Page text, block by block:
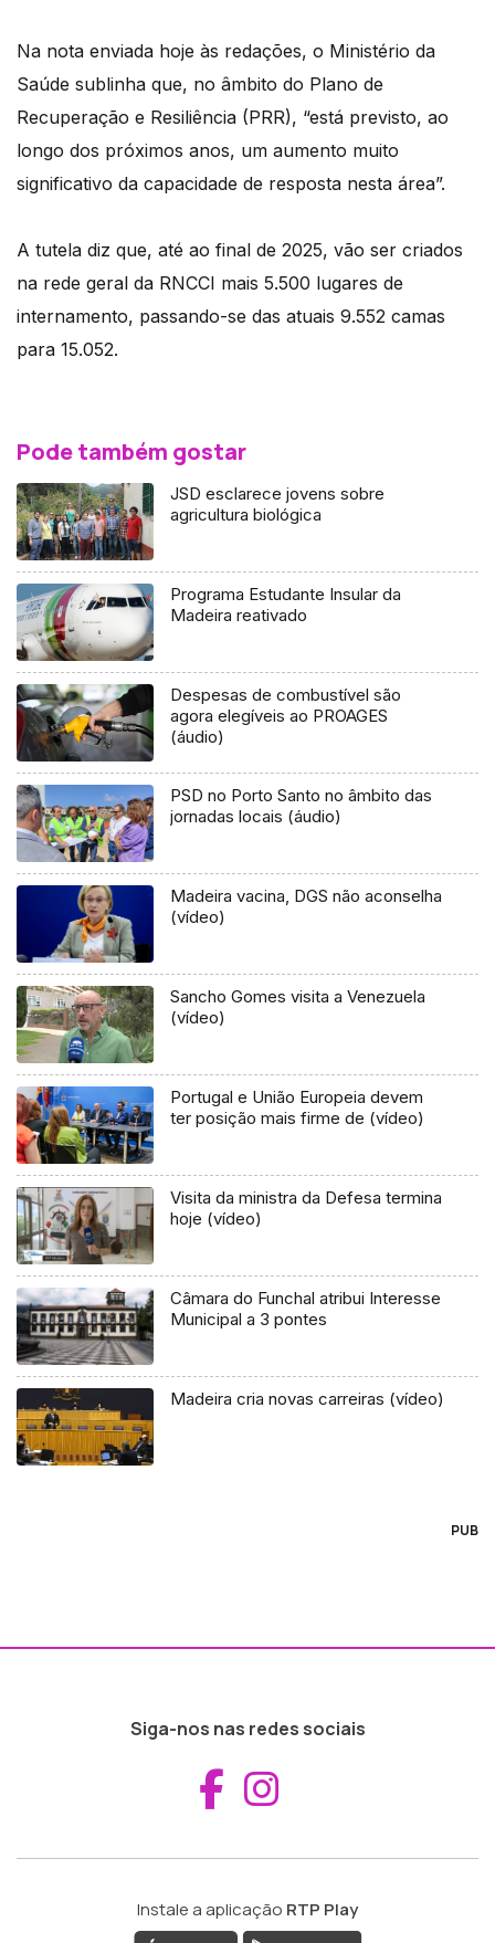
Na nota enviada hoje às redações, o Ministério da
Saúde sublinha que, no âmbito do Plano de
Recuperação e Resiliência (PRR), “está previsto, ao
longo dos próximos anos, um aumento muito
significativo da capacidade de resposta nesta área”.
A tutela diz que, até ao final de 2025, vão ser criados
na rede geral da RNCCI mais 5.500 lugares de
internamento, passando-se das atuais 9.552 camas
para 15.052.
Pode também gostar
JSD esclarece jovens sobre
agricultura biológica
Programa Estudante Insular da
Madeira reativado
Despesas de combustível são
agora elegíveis ao PROAGES
(áudio)
PSD no Porto Santo no âmbito das
jornadas locais (áudio)
Madeira vacina, DGS não aconselha
(vídeo)
Sancho Gomes visita a Venezuela
(vídeo)
Portugal e União Europeia devem
ter posição mais firme de (vídeo)
Visita da ministra da Defesa termina
hoje (vídeo)
Câmara do Funchal atribui Interesse
Municipal a 3 pontes
Madeira cria novas carreiras (vídeo)
PUB
Siga-nos nas redes sociais
Aceder ao
Instale a aplicação RTP Play